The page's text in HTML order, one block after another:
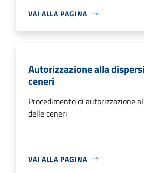
VAI ALLA PAGINA
Autorizzazione alla
ceneri
Procedimento di autorizzazione
delle ceneri
VAI ALLA PAGINA